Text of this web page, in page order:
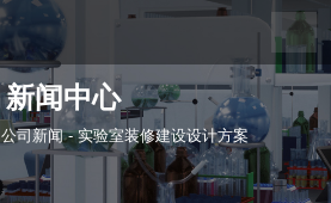
新闻中心
公司新闻 -实验室装修建设设计方案